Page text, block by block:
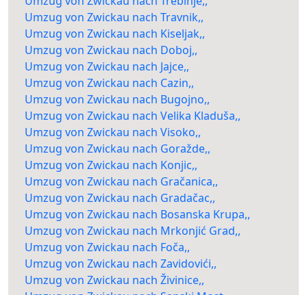
Umzug von Zwickau nach Travnik,,
Umzug von Zwickau nach Kiseljak,,
Umzug von Zwickau nach Doboj,,
Umzug von Zwickau nach Jajce,,
Umzug von Zwickau nach Cazin,,
Umzug von Zwickau nach Bugojno,,
Umzug von Zwickau nach Velika Kladuša,,
Umzug von Zwickau nach Visoko,,
Umzug von Zwickau nach Goražde,,
Umzug von Zwickau nach Konjic,,
Umzug von Zwickau nach Gračanica,,
Umzug von Zwickau nach Gradačac,,
Umzug von Zwickau nach Bosanska Krupa,,
Umzug von Zwickau nach Mrkonjić Grad,,
Umzug von Zwickau nach Foča,,
Umzug von Zwickau nach Zavidovići,,
Umzug von Zwickau nach Živinice,,